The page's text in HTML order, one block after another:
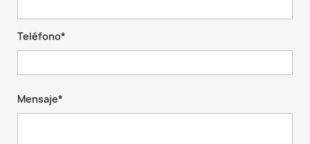
Teléfono*
Mensaje*